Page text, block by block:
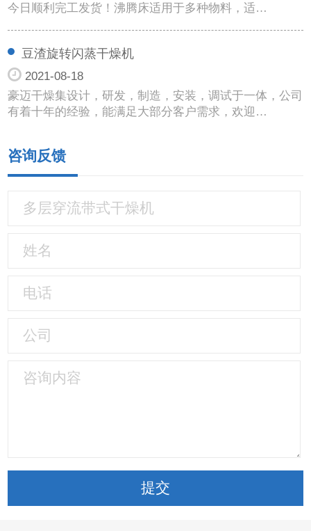
今日顺利完工发货！沸腾床适用于多种物料，适…
豆渣旋转闪蒸干燥机
2021-08-18
豪迈干燥集设计，研发，制造，安装，调试于一体，公司
有着十年的经验，能满足大部分客户需求，欢迎…
咨询反馈